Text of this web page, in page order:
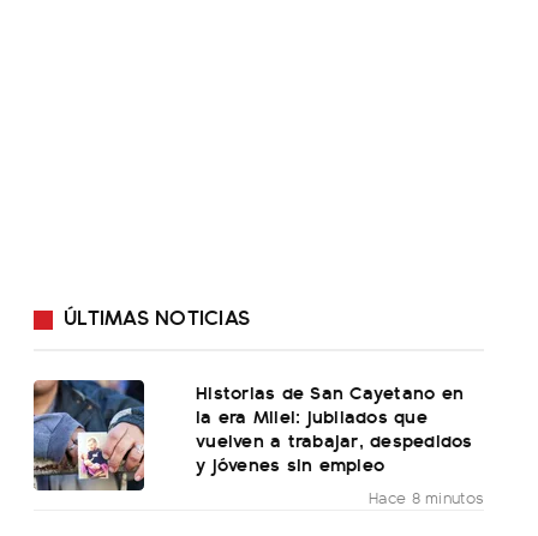
ÚLTIMAS NOTICIAS
Historias de San Cayetano en
la era Milei: jubilados que
vuelven a trabajar, despedidos
y jóvenes sin empleo
Hace 8 minutos